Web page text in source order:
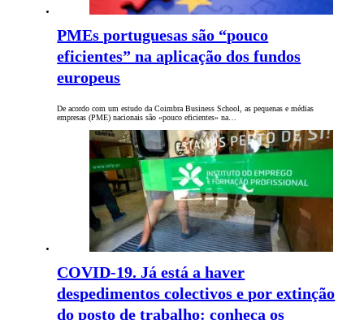
PMEs portuguesas são “pouco
eficientes” na aplicação dos fundos
europeus
De acordo com um estudo da Coimbra Business School, as pequenas e médias
empresas (PME) nacionais são «pouco eficientes» na…
COVID-19. Já está a haver
despedimentos colectivos e por extinção
do posto de trabalho: conheça os